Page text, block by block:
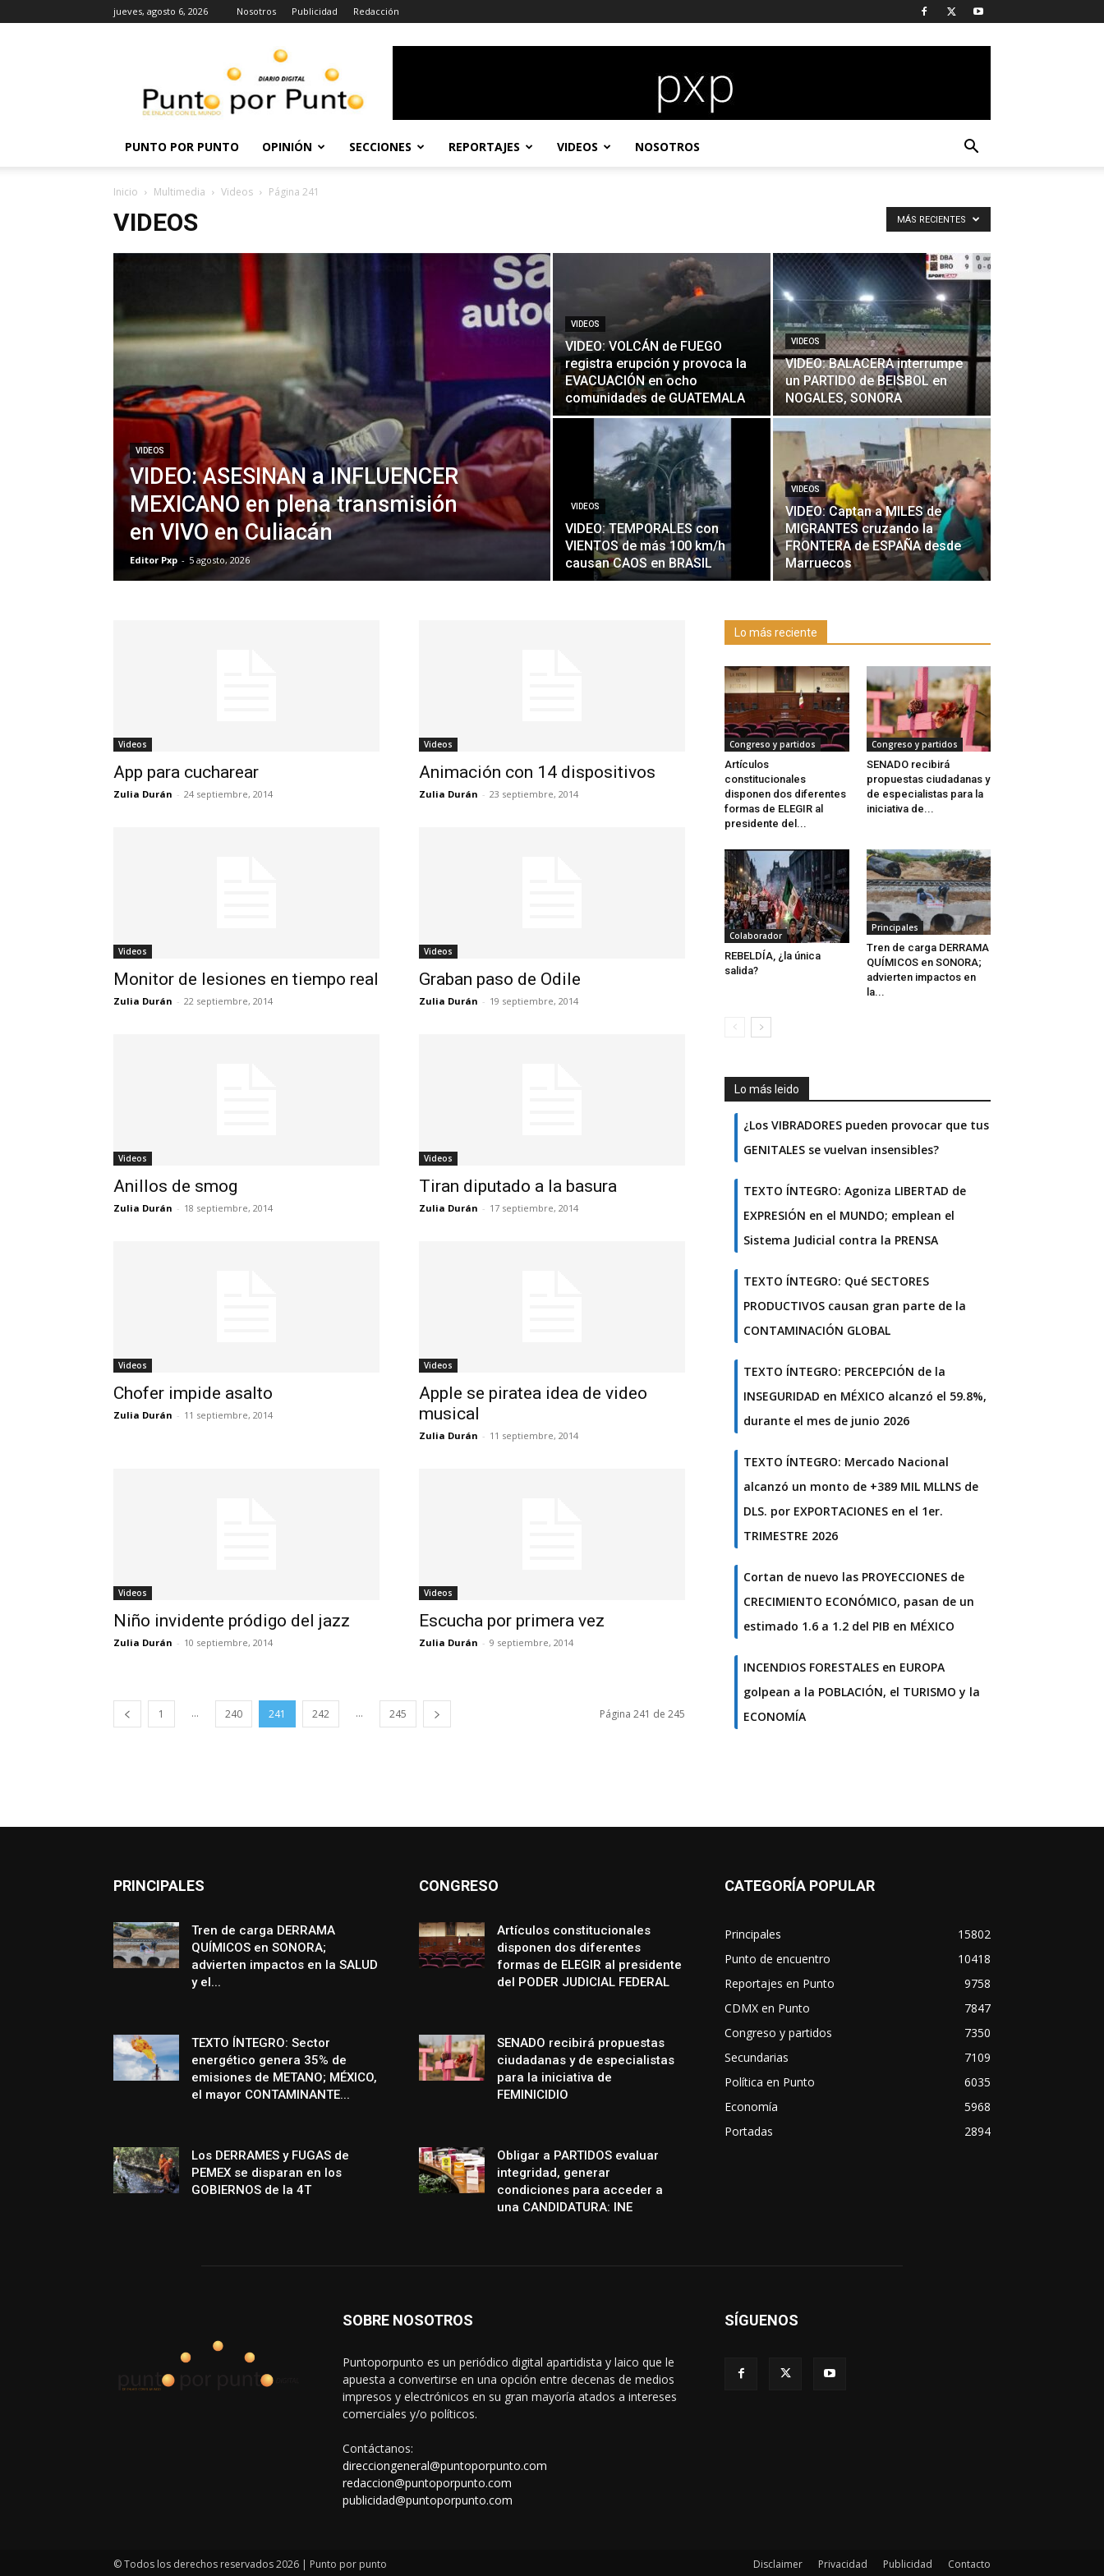
jueves, agosto 6, 2026 Nosotros Publicidad Redacción
Punto
PUNTO POR PUNTO OPINIÓN SECCIONES REPORTAJES VIDEOS NOSOTROS
Inicio Multimedia Videos Página 241
VIDEOS MÁS RECIENTES
VIDEOS
VIDEO: ASESINAN a INFLUENCER
MEXICANO en plena transmisión
en VIVO en Culiacán
Editor Pxp - 5 agosto, 2026
VIDEOS
VIDEO: VOLCÁN de FUEGO
registra erupción y provoca la
EVACUACIÓN en ocho
comunidades de GUATEMALA
VIDEOS
VIDEO: BALACERA interrumpe
un PARTIDO de BEISBOL en
NOGALES, SONORA
VIDEOS
VIDEO: TEMPORALES con
VIENTOS de más 100 km/h
causan CAOS en BRASIL
VIDEOS
VIDEO: Captan a MILES de
MIGRANTES cruzando la
FRONTERA de ESPAÑA desde
Marruecos
Videos
App para cucharear
Zulia Durán - 24 septiembre, 2014
Videos
Animación con 14 dispositivos
Zulia Durán - 23 septiembre, 2014
Videos
Monitor de lesiones en tiempo real
Zulia Durán - 22 septiembre, 2014
Videos
Graban paso de Odile
Zulia Durán - 19 septiembre, 2014
Videos
Anillos de smog
Zulia Durán - 18 septiembre, 2014
Videos
Tiran diputado a la basura
Zulia Durán - 17 septiembre, 2014
Videos
Chofer impide asalto
Zulia Durán - 11 septiembre, 2014
Videos
Apple se piratea idea de video
musical
Zulia Durán - 11 septiembre, 2014
Videos
Niño invidente pródigo del jazz
Zulia Durán - 10 septiembre, 2014
Videos
Escucha por primera vez
Zulia Durán - 9 septiembre, 2014
1 ... 240 241 242 ... 245 Página 241 de 245
Lo más reciente
Congreso y partidos
Artículos
constitucionales
disponen dos diferentes
formas de ELEGIR al
presidente del...
Congreso y partidos
SENADO recibirá
propuestas ciudadanas y
de especialistas para la
iniciativa de...
Colaborador
REBELDÍA, ¿la única
salida?
Principales
Tren de carga DERRAMA
QUÍMICOS en SONORA;
advierten impactos en
la...
Lo más leido
¿Los VIBRADORES pueden provocar que tus
GENITALES se vuelvan insensibles?
TEXTO ÍNTEGRO: Agoniza LIBERTAD de
EXPRESIÓN en el MUNDO; emplean el
Sistema Judicial contra la PRENSA
TEXTO ÍNTEGRO: Qué SECTORES
PRODUCTIVOS causan gran parte de la
CONTAMINACIÓN GLOBAL
TEXTO ÍNTEGRO: PERCEPCIÓN de la
INSEGURIDAD en MÉXICO alcanzó el 59.8%,
durante el mes de junio 2026
TEXTO ÍNTEGRO: Mercado Nacional
alcanzó un monto de +389 MIL MLLNS de
DLS. por EXPORTACIONES en el 1er.
TRIMESTRE 2026
Cortan de nuevo las PROYECCIONES de
CRECIMIENTO ECONÓMICO, pasan de un
estimado 1.6 a 1.2 del PIB en MÉXICO
INCENDIOS FORESTALES en EUROPA
golpean a la POBLACIÓN, el TURISMO y la
ECONOMÍA
PRINCIPALES
Tren de carga DERRAMA
QUÍMICOS en SONORA;
advierten impactos en la SALUD
y el...
TEXTO ÍNTEGRO: Sector
energético genera 35% de
emisiones de METANO; MÉXICO,
el mayor CONTAMINANTE...
Los DERRAMES y FUGAS de
PEMEX se disparan en los
GOBIERNOS de la 4T
CONGRESO
Artículos constitucionales
disponen dos diferentes
formas de ELEGIR al presidente
del PODER JUDICIAL FEDERAL
SENADO recibirá propuestas
ciudadanas y de especialistas
para la iniciativa de
FEMINICIDIO
Obligar a PARTIDOS evaluar
integridad, generar
condiciones para acceder a
una CANDIDATURA: INE
CATEGORÍA POPULAR
Principales
15802
Punto de encuentro
10418
Reportajes en Punto
9758
CDMX en Punto
7847
Congreso y partidos
7350
Secundarias
7109
Política en Punto
6035
Economía
5968
Portadas
2894
SOBRE NOSOTROS
Puntoporpunto es un periódico digital apartidista y laico que le
apuesta a convertirse en una opción entre decenas de medios
impresos y electrónicos en su gran mayoría atados a intereses
comerciales y/o políticos.
Contáctanos:
direcciongeneral@puntoporpunto.com
redaccion@puntoporpunto.com
publicidad@puntoporpunto.com
SÍGUENOS
Disclaimer Privacidad Publicidad Contacto
© Todos los derechos reservados 2026 | Punto por punto